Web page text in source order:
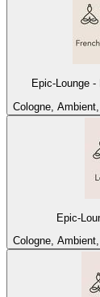
Epic-Lounge
Cologne,
Epic-
Cologne,